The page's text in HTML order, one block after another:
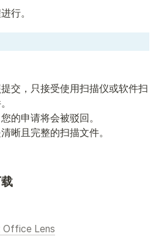
行。
交，只接受使用扫描仪或软件扫
的申请将会被驳回。
晰且完整的扫描文件。
Lens